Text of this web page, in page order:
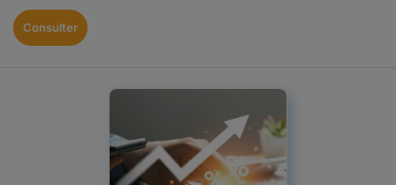
Consulter